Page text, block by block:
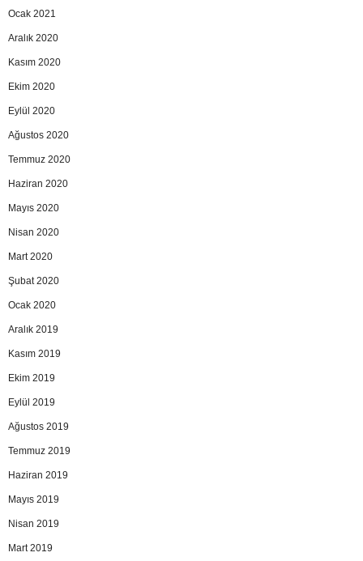
Ocak 2021
Aralık 2020
Kasım 2020
Ekim 2020
Eylül 2020
Ağustos 2020
Temmuz 2020
Haziran 2020
Mayıs 2020
Nisan 2020
Mart 2020
Şubat 2020
Ocak 2020
Aralık 2019
Kasım 2019
Ekim 2019
Eylül 2019
Ağustos 2019
Temmuz 2019
Haziran 2019
Mayıs 2019
Nisan 2019
Mart 2019